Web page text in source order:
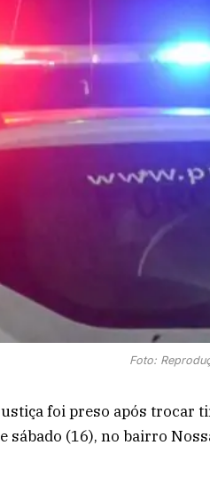
Foto:
foi preso após trocar
sábado (16), no bairro